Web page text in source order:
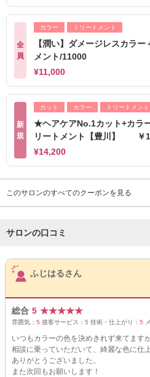
全
員
カラー トリートメント
【潤い】ダメージレスカラ
メント/11000
¥11,000
新
規
カット カラー トリートメント
★ヘアケアNo.1カット+カラ
リートメント【豊川】 ￥
¥14,200
このサロンのすべてのクーポンを見る
サロンの口コミ
サロンPick Up
ふじはるさん
総合 5 ★★★★★
雰囲気： 5 接客サービス： 5 技術・仕上がり： 5
いつもカラーの色を決めきれず来てますが
相談に乗っていただいて、綺麗な色に仕
ありがとうございました。
また次回もお願いします！